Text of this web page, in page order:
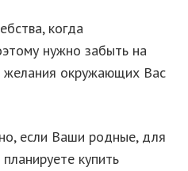
когда
нужно забыть на
желания окружающих Вас
если Ваши родные, для
купить